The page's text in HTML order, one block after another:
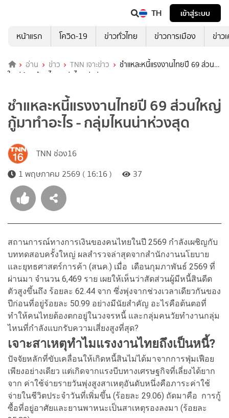
TH
เข้าสู่ระบบ
หน้าแรก
โควิด-19 ข่าวทั่วไทย ข่าวการเมือง ข่าว
อ่าน ข่าว TNN เจาะข่าว
ชำแหละหนี้แรงงานไทยปี 69 ส่วน
ใหญ่กู้มาทำอะไร - กลุ่มไหนน่าห่วงสุด
ชำแหละหนี้แรงงานไทยปี 69 ส่วนใหญ่
กู้มาทำอะไร - กลุ่มไหนน่าห่วงสุด
TNN ช่อง16
1 พฤษภาคม 2569 ( 16:16 )
37
สถานการณ์ทางการเงินของคนไทยในปี 2569 กำลังเผชิญกับ
บททดสอบครั้งใหญ่ ผลสำรวจล่าสุดจากสำนักงานนโยบาย
และยุทธศาสตร์การค้า (สนค.) เมื่อ เดือนกุมภาพันธ์ 2569 ที่
ผ่านมา จำนวน 6,469 ราย เผยให้เห็นว่าสัดส่วนผู้มีหนี้สินดีด
ตัวสูงขึ้นถึง ร้อยละ 62.44 จาก ซึ่งพุ่งจากช่วงเวลาเดียวกันของ
ปีก่อนที่อยู่ร้อยละ 50.99 อย่างมีนัยสำคัญ อะไรคือต้นตอที่
ทำให้คนไทยต้องตกอยู่ในวงจรหนี้ และกลุ่มคนวัยทำงานกลุ่ม
ไหนที่กำลังแบกรับความเสี่ยงสูงที่สุด?
เจาะสาเหตุทำไมแรงงานไทยถึงเป็นหนี้?
ปัจจัยหลักที่ขับเคลื่อนให้เกิดหนี้สินไม่ได้มาจากการฟุ่มเฟือย
เพียงอย่างเดียว แต่เกิดจากแรงบีบทางเศรษฐกิจที่เลี่ยงได้ยาก
จาก ค่าใช้จ่ายรายวันพุ่งสูงสาเหตุอันดับหนึ่งคือภาระค่าใช้
จ่ายในชีวิตประจำวันที่เพิ่มขึ้น (ร้อยละ 29.06) ถัดมาคือ การกู้
ซื้อที่อยู่อาศัยและยานพาหนะเป็นสาเหตุรองลงมา (ร้อยละ